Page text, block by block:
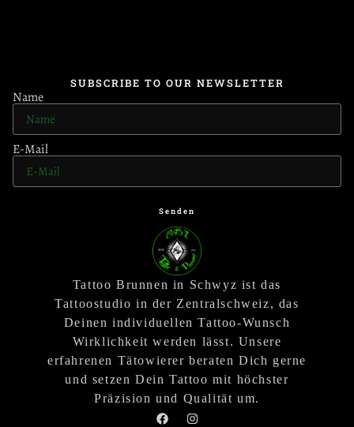
SUBSCRIBE TO OUR NEWSLETTER
Name
E-Mail
Senden
Tattoo Brunnen in Schwyz ist das
Tattoostudio in der Zentralschweiz, das
Deinen individuellen Tattoo-Wunsch
Wirklichkeit werden lässt. Unsere
erfahrenen Tätowierer beraten Dich gerne
und setzen Dein Tattoo mit höchster
Präzision und Qualität um.